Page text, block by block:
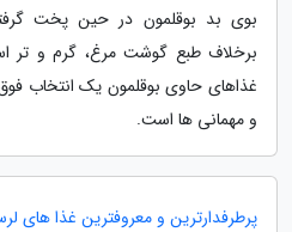
بوی بد بوقلمون در حین پخت
برخلاف طبع گوشت مرغ، گرم و تر
غذاهای حاوی بوقلمون یک انتخاب
و مهمانی ها است.
پرطرفدارترین و معروفترین غذا های